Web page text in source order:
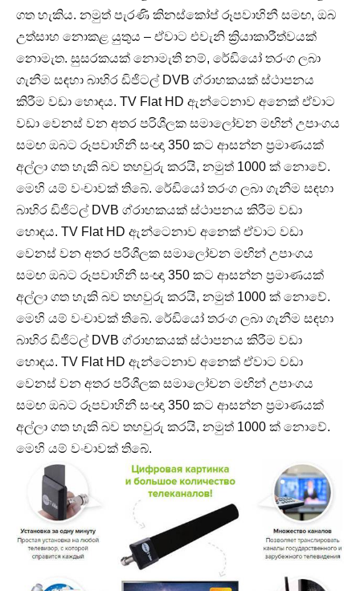
ගත හැකිය. නමුත් පැරණි කිනස්කෝප් රූපවාහිනී සමඟ, ඔබ
උත්සාහ නොකළ යුතුය – ඒවාට එවැනි ක්‍රියාකාරීත්වයක්
නොමැත. සුසරකයක් නොමැති නම්, රේඩියෝ තරංග ලබා
ගැනීම සඳහා බාහිර ඩිජිටල් DVB ග්රාහකයක් ස්ථාපනය
කිරීම වඩා හොඳය. TV Flat HD ඇන්ටෙනාව අනෙක් ඒවාට
වඩා වෙනස් වන අතර පරිශීලක සමාලෝචන මඟින් උපාංගය
සමඟ ඔබට රූපවාහිනී සංඥා 350 කට ආසන්න ප්‍රමාණයක්
අල්ලා ගත හැකි බව තහවුරු කරයි, නමුත් 1000 ක් නොවේ.
මෙහි යම් වංචාවක් තිබේ. රේඩියෝ තරංග ලබා ගැනීම සඳහා
බාහිර ඩිජිටල් DVB ග්රාහකයක් ස්ථාපනය කිරීම වඩා
හොඳය. TV Flat HD ඇන්ටෙනාව අනෙක් ඒවාට වඩා
වෙනස් වන අතර පරිශීලක සමාලෝචන මඟින් උපාංගය
සමඟ ඔබට රූපවාහිනී සංඥා 350 කට ආසන්න ප්‍රමාණයක්
අල්ලා ගත හැකි බව තහවුරු කරයි, නමුත් 1000 ක් නොවේ.
මෙහි යම් වංචාවක් තිබේ. රේඩියෝ තරංග ලබා ගැනීම සඳහා
බාහිර ඩිජිටල් DVB ග්රාහකයක් ස්ථාපනය කිරීම වඩා
හොඳය. TV Flat HD ඇන්ටෙනාව අනෙක් ඒවාට වඩා
වෙනස් වන අතර පරිශීලක සමාලෝචන මඟින් උපාංගය
සමඟ ඔබට රූපවාහිනී සංඥා 350 කට ආසන්න ප්‍රමාණයක්
අල්ලා ගත හැකි බව තහවුරු කරයි, නමුත් 1000 ක් නොවේ.
මෙහි යම් වංචාවක් තිබේ.